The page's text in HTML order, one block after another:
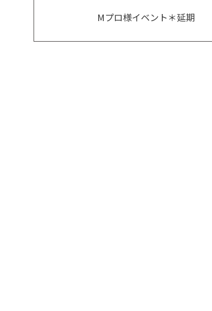
Mプロ様イベント＊延期